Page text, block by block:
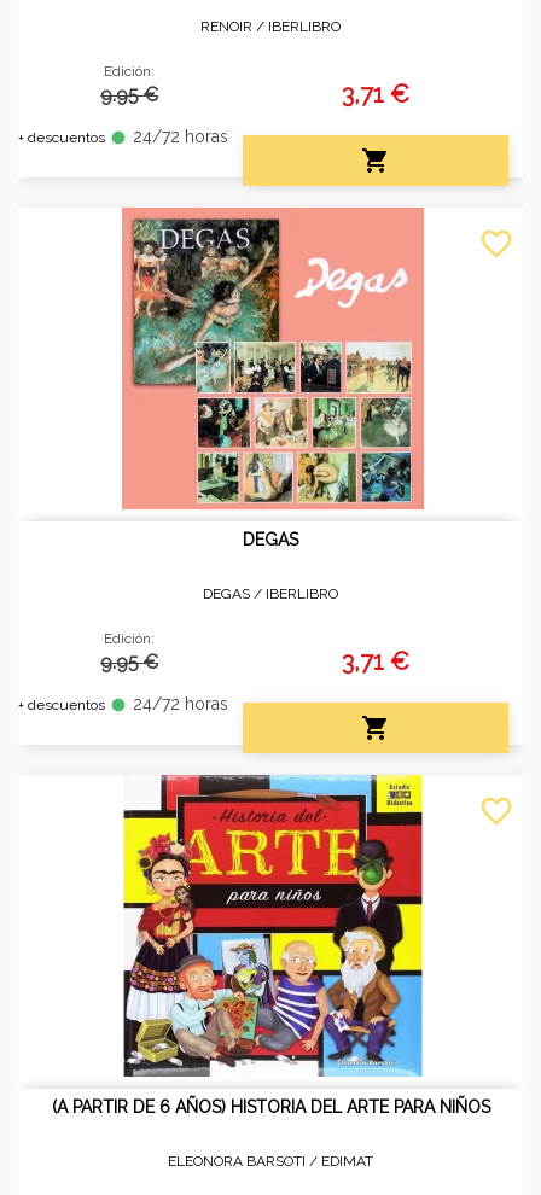
RENOIR / IBERLIBRO
Edición:
9.95 €
+ descuentos fiber_manual_record 24/72 horas
3,71 €

DEGAS
DEGAS / IBERLIBRO
Edición:
9.95 €
+ descuentos fiber_manual_record 24/72 horas
3,71 €

favorite_border
(A PARTIR DE 6 AÑOS) HISTORIA DEL ARTE PARA NIÑOS
ELEONORA BARSOTI / EDIMAT
favorite_border